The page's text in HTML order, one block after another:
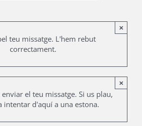
teu missatge. L'hem rebut
correctament.
×
el teu missatge. Si us plau,
intentar d'aquí a una estona.
×